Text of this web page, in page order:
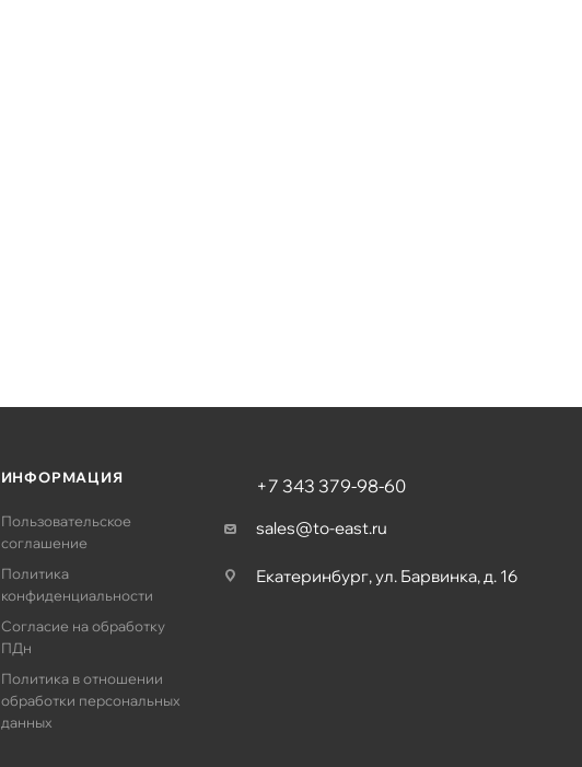
ИНФОРМАЦИЯ
Пользовательское
соглашение
Политика
конфиденциальности
Согласие на обработку
ПДн
Политика в отношении
обработки персональных
данных
+7 343 379-98-60
sales@to-east.ru
Екатеринбург, ул. Барвинка, д. 16